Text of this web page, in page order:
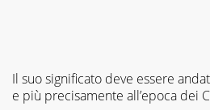
Il suo significato deve essere
e più precisamente all’epoca dei